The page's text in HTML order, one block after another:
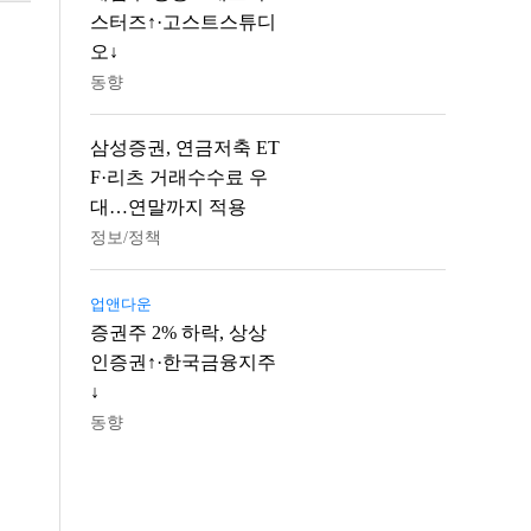
스터즈↑·고스트스튜디
오↓
동향
삼성증권, 연금저축 ET
F·리츠 거래수수료 우
대…연말까지 적용
정보/정책
업앤다운
증권주 2% 하락, 상상
인증권↑·한국금융지주
↓
동향